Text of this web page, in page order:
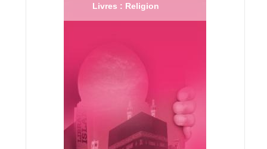
Livres : Religion